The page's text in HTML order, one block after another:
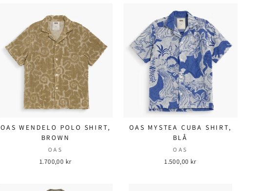
OAS WENDELO POLO SHIRT,
BROWN
OAS
1.700,00 kr
OAS MYSTEA CUBA SHIRT,
BLÅ
OAS
1.500,00 kr